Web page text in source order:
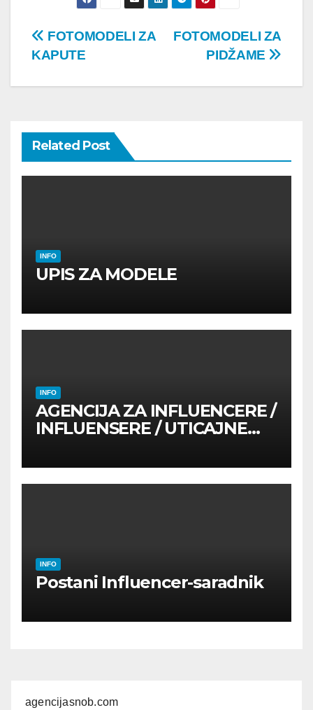
Post
FOTOMODELI ZA
PIDŽAME
FOTOMODELI ZA
KAPUTE
Related Post
INFO
UPIS ZA MODELE
INFO
AGENCIJA ZA INFLUENCERE /
INFLUENSERE / UTICAJNE
INFO
Postani Influencer-saradnik
agencijasnob.com